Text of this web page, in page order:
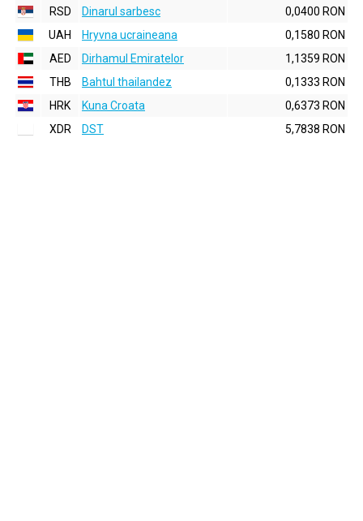
RSD
Dinarul sarbesc
0,0400 RON
UAH
Hryvna ucraineana
0,1580 RON
AED
Dirhamul Emiratelor
1,1359 RON
THB
Bahtul thailandez
0,1333 RON
HRK
Kuna Croata
0,6373 RON
XDR
DST 5,7838 RON